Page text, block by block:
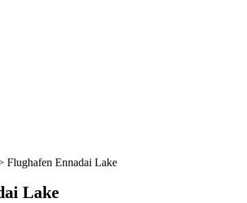
Flughafen Ennadai Lake
Lake